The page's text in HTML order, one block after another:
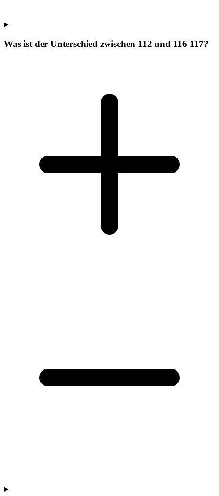
Was ist der Unterschied zwischen 112 und 116 117?